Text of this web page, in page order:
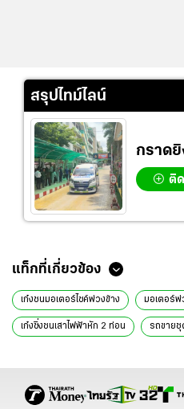
สรุปไทม์ไลน์
กราด
ติ
ข่าวที่เกี่ยวข้อง
เก๋งชนเสาไฟฟ้า เพลิงลุกท่วมทั้งคัน
รอดหวุดหวิด
หนุ่มซิ่งเก๋ง พุ่งชนเสาไฟ หักรวม 11